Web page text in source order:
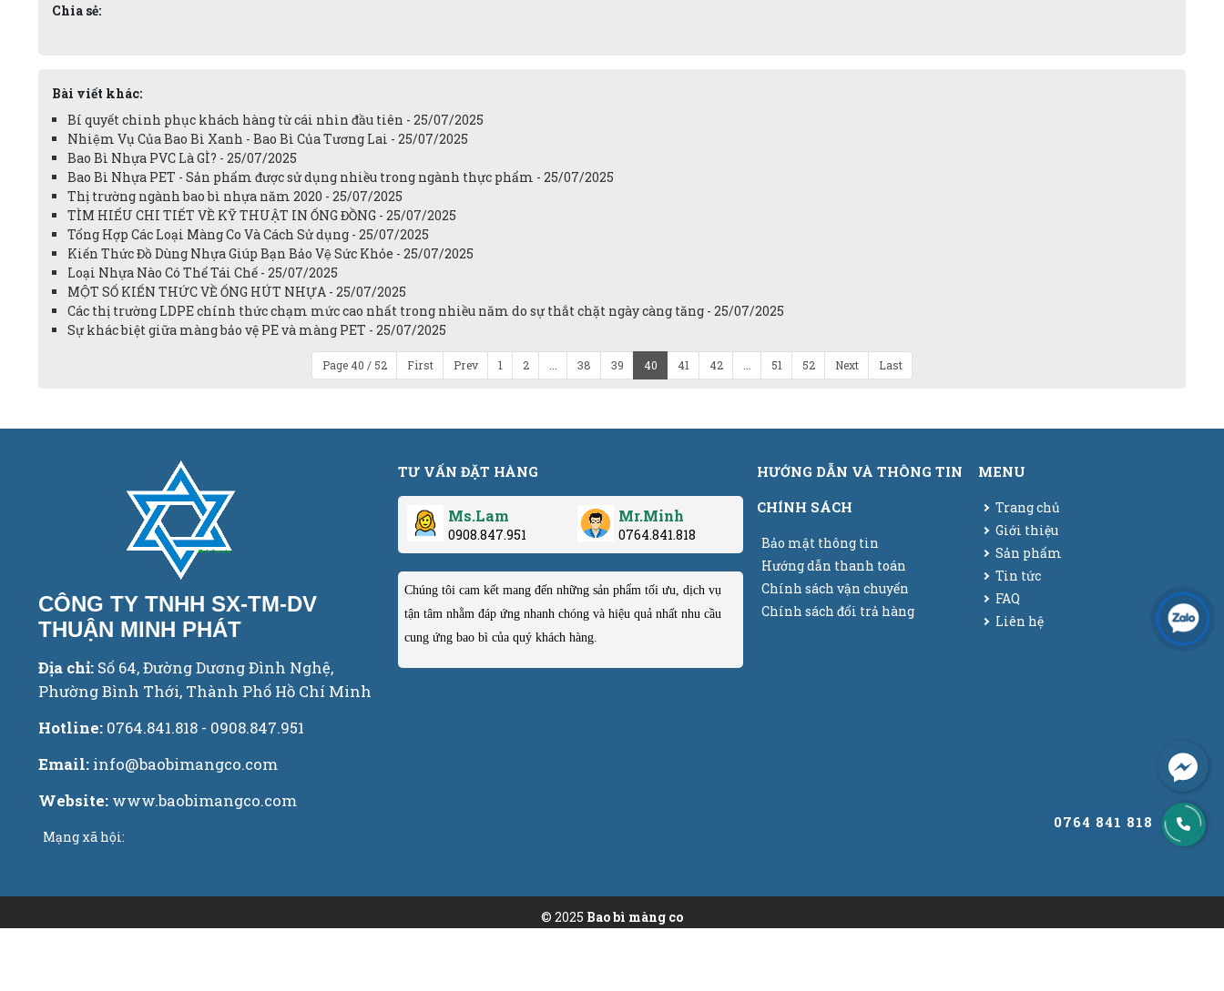
Chia sẻ:
Bài viết khác:
Bí quyết chinh phục khách hàng từ cái nhìn đầu tiên - 25/07/2025
Nhiệm Vụ Của Bao Bì Xanh - Bao Bì Của Tương Lai - 25/07/2025
Bao Bì Nhựa PVC Là GÌ? - 25/07/2025
Bao Bì Nhựa PET - Sản phẩm được sử dụng nhiều trong ngành thực phẩm - 25/07/2025
Thị trường ngành bao bì nhựa năm 2020 - 25/07/2025
TÌM HIỂU CHI TIẾT VỀ KỸ THUẬT IN ỐNG ĐỒNG - 25/07/2025
Tổng Hợp Các Loại Màng Co Và Cách Sử dụng - 25/07/2025
Kiến Thức Đồ Dùng Nhựa Giúp Bạn Bảo Vệ Sức Khỏe - 25/07/2025
Loại Nhựa Nào Có Thể Tái Chế - 25/07/2025
MỘT SỐ KIẾN THỨC VỀ ỐNG HÚT NHỰA - 25/07/2025
Các thị trường LDPE chính thức chạm mức cao nhất trong nhiều năm do sự thắt chặt ngày càng tăng - 25/07/2025
Sự khác biệt giữa màng bảo vệ PE và màng PET - 25/07/2025
Page 40 / 52 First Prev 1 2 38 39 40 41 42 51 52 Next Last
CÔNG TY TNHH SX-TM-DV
THUẬN MINH PHÁT
Địa chỉ: Số 64, Đường Dương Đình Nghệ,
Phường Bình Thới, Thành Phố Hồ Chí Minh
Hotline: 0764.841.818 - 0908.847.951
Email: info@baobimangco.com
Website: www.baobimangco.com
Mạng xã hội:
TƯ VẤN ĐẶT HÀNG
Ms.Lam
0908.847.951
Mr.Minh
0764.841.818
Chúng tôi cam kết mang đến những sản phẩm tối ưu, dịch vụ
tận tâm nhằm đáp ứng nhanh chóng và hiệu quả nhất nhu cầu
cung ứng bao bì của quý khách hàng.
HƯỚNG DẪN VÀ THÔNG TIN
CHÍNH SÁCH
Bảo mật thông tin
Hướng dẫn thanh toán
Chính sách vận chuyển
Chính sách đổi trả hàng
MENU
Trang chủ
Giới thiệu
Sản phẩm
Tin tức
FAQ
Liên hệ
© 2025 Bao bì màng co
0764 841 818